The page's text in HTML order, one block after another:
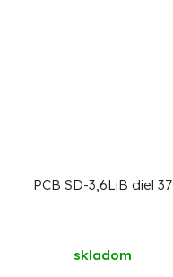
PCB SD-3,6LiB diel 37
skladom